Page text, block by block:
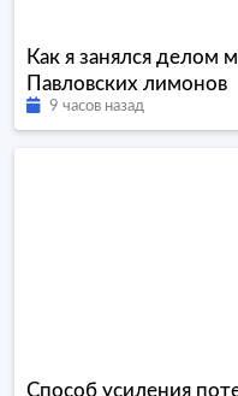
Как я занялся делом
Павловских лимонов
9 часов назад
Способ усиления